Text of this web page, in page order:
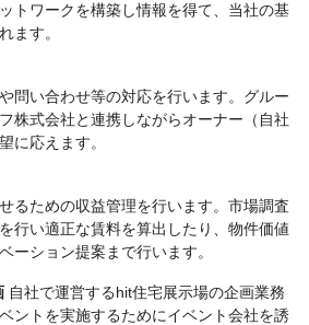
トワークを構築し情報を得て、当社の基
ます。
問い合わせ等の対応を行います。グルー
株式会社と連携しながらオーナー（自社
に応えます。
るための収益管理を行います。市場調査
行い適正な賃料を算出したり、物件価値
ーション提案まで行います。
自社で運営するhit住宅展示場の企画業務
ントを実施するためにイベント会社を誘